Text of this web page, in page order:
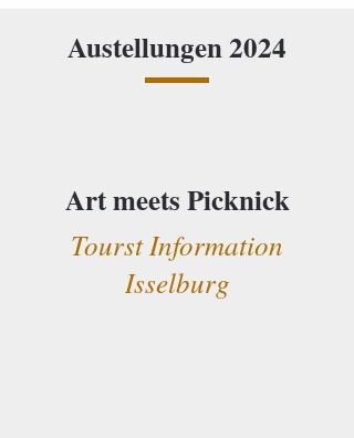
Austellungen 2024
Art meets Picknick
Tourst Information
Isselburg